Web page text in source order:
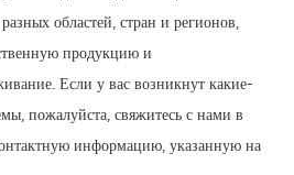
областей, стран и регионов,
продукцию и
Если у вас возникнут какие-
пожалуйста, свяжитесь с нами в
информацию, указанную на